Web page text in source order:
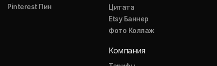
Pinterest Пин
Цитата
Etsy Баннер
Фото Коллаж
Компания